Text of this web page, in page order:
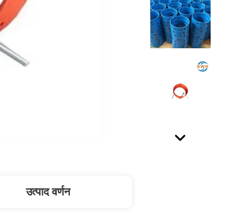
उत्पाद वर्णन